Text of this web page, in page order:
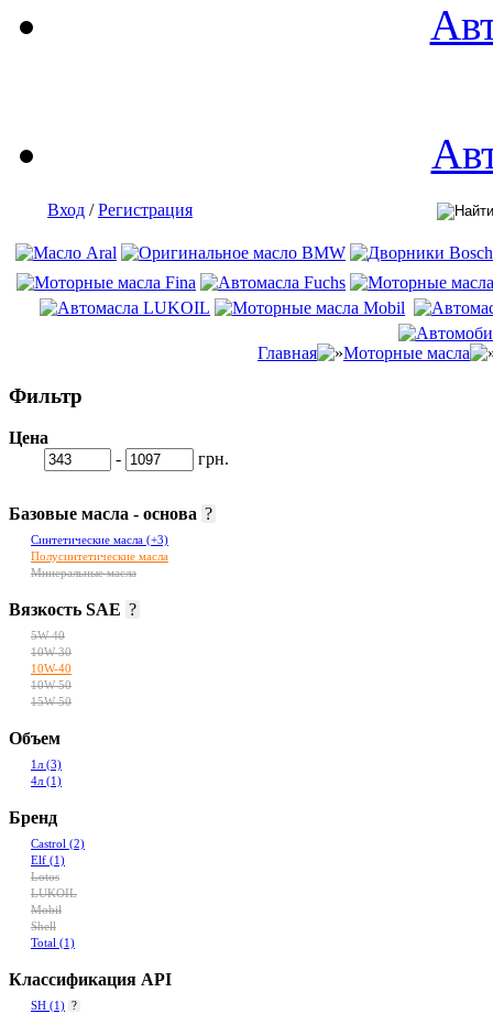
Вход /Регистрация
Главная Моторные масла
Фильтр
Цена
-
грн.
Базовые масла - основа ?
Синтетические масла (+3)
Полусинтетические масла
Минеральные масла
Вязкость SAE ?
5W-40
10W-30
10W-40
10W-50
15W-50
Объем
1л (3)
4л (1)
Бренд
Castrol (2)
Elf (1)
Lotos
LUKOIL
Mobil
Shell
Total (1)
Классификация API
SH (1) ?